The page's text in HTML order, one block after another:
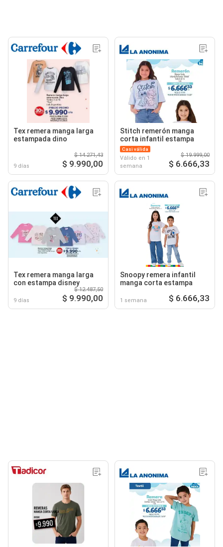
Tex remera manga larga
estampada dino
9 días
$ 14.271,43
$ 9.990,00
Stitch remerón manga
corta infantil estampa
Casi válida
Válido en 1
semana
$ 19.999,00
$ 6.666,33
Tex remera manga larga
con estampa disney
9 días
$ 12.487,50
$ 9.990,00
Snoopy remera infantil
manga corta estampa
1 semana $ 6.666,33